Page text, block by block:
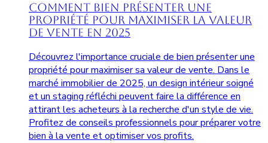
Comment Bien Présenter une
Propriété pour Maximiser la Valeur
de Vente en 2025
Découvrez l'importance cruciale de bien présenter une
propriété pour maximiser sa valeur de vente. Dans le
marché immobilier de 2025, un design intérieur soigné
et un staging réfléchi peuvent faire la différence en
attirant les acheteurs à la recherche d'un style de vie.
Profitez de conseils professionnels pour préparer votre
bien à la vente et optimiser vos profits.